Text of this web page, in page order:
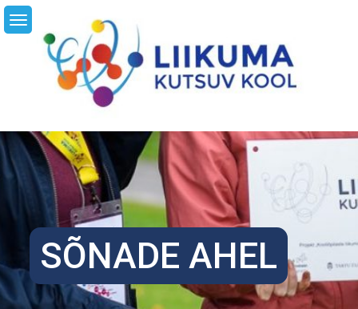
Skip
to
content
SÕNADE AHEL